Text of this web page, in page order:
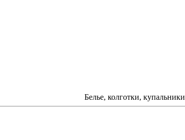
Белье, колготки, купальники